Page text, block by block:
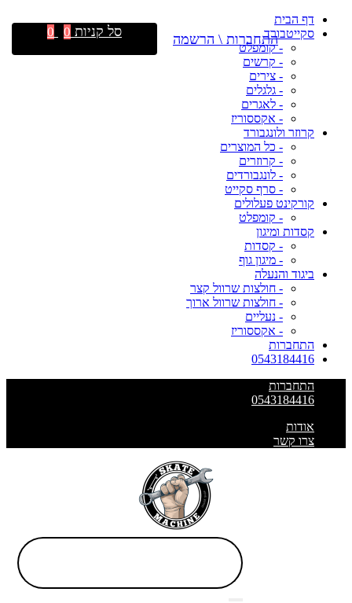
דף הבית
סקייטבורד
- קומפלט
- קרשים
- צירים
- גלגלים
- לאגרים
- אקססוריז
קרוזר ולונגבורד
- כל המוצרים
- קרוזרים
- לונגבורדים
- סרף סקייט
קורקינט פעלולים
- קומפלט
קסדות ומיגון
- קסדות
- מיגון גוף
ביגוד והנעלה
- חולצות שרוול קצר
- חולצות שרוול ארוך
- נעליים
- אקססוריז
התחברות
0543184416
התחברות
0543184416
אודות
צרו קשר
התחברות \ הרשמה סל קניות 0
0